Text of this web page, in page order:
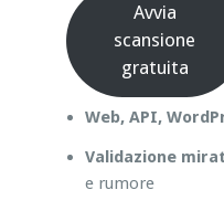
Avvia
scansione
gratuita
Web, API,
Validazione
e rumore